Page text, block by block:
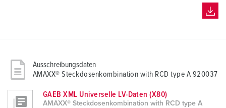
Ausschreibungsdaten
AMAXX® Steckdosenkombination with RCD type A 920037
GAEB XML Universelle LV-Daten (X80)
AMAXX® Steckdosenkombination with RCD type A